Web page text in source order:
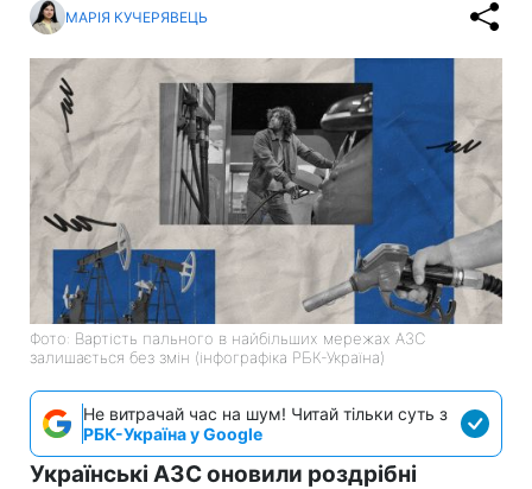
МАРІЯ КУЧЕРЯВЕЦЬ
Фото: Вартість пального в найбільших мережах АЗС
залишається без змін (інфографіка РБК-Україна)
Не витрачай час на шум! Читай тільки суть з
РБК-Україна у Google
Українські АЗС оновили роздрібні